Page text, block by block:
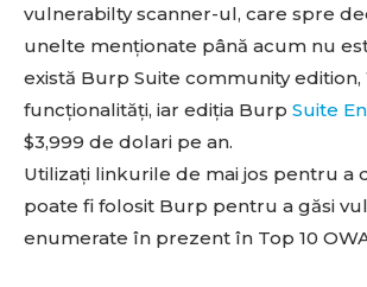
vulnerabilty scanner-ul, care spre
unelte menționate până acum nu
există Burp Suite community
funcționalități, iar ediția Burp Suite
$3,999 de dolari pe an.
Utilizați linkurile de mai jos pentru a
poate fi folosit Burp pentru a găsi
enumerate în prezent în Top 10